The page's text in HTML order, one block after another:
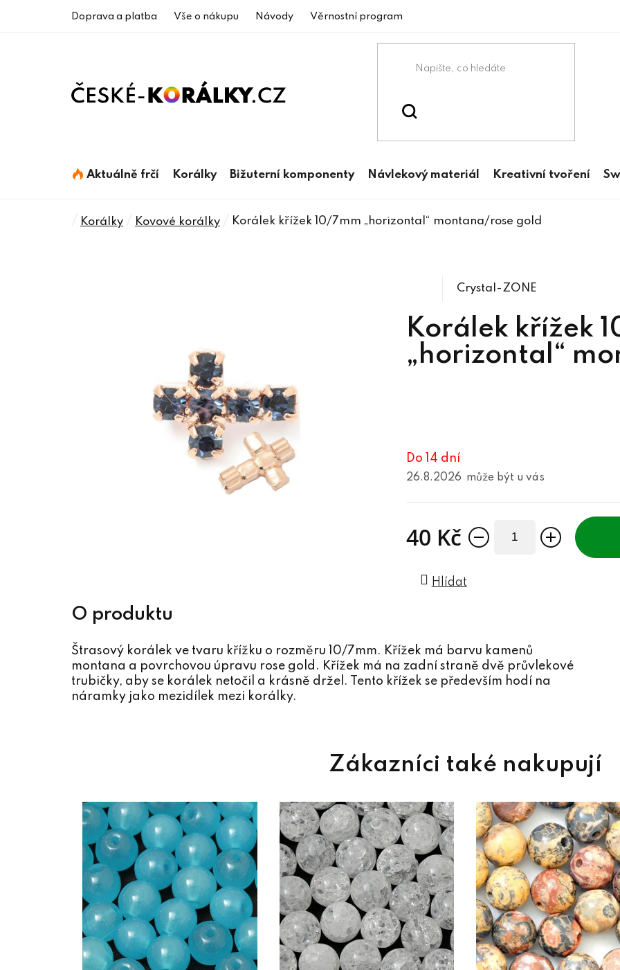
Doprava a platba Vše o nákupu Návody Věrnostní program
Aktuálně frčí Korálky Bižuterní komponenty Návlekový materiál Kreativní tvoření
Domů
Korálky Kovové korálky Korálek křížek 10/7mm „horizontal“ montana/rose gold
Korálek křížek
„horizontal“
Crystal-ZONE
Do 14 dní
26.8.2026
40 Kč
Hlídat
Štrasový korálek ve tvaru křížku o rozměru 10/7mm. Křížek má barvu kamenů
montana a povrchovou úpravu rose gold. Křížek má na zadní straně dvě průvlekové
trubičky, aby se korálek netočil a krásně držel. Tento křížek se především hodí na
náramky jako mezidílek mezi korálky.